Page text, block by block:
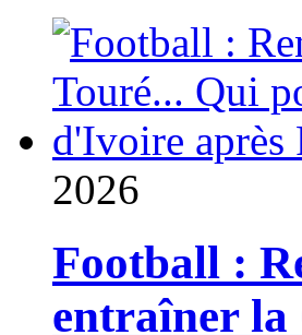
2026
Football :
entraîner la